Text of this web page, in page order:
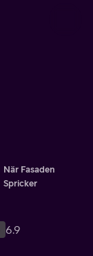
När Fasaden
Spricker
6.9